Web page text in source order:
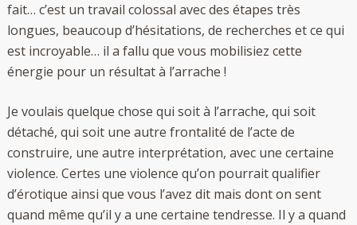
fait… c’est un travail colossal avec des étapes très
longues, beaucoup d’hésitations, de recherches et ce qui
est incroyable… il a fallu que vous mobilisiez cette
énergie pour un résultat à l’arrache !
Je voulais quelque chose qui soit à l’arrache, qui soit
détaché, qui soit une autre frontalité de l’acte de
construire, une autre interprétation, avec une certaine
violence. Certes une violence qu’on pourrait qualifier
d’érotique ainsi que vous l’avez dit mais dont on sent
quand même qu’il y a une certaine tendresse. Il y a quand